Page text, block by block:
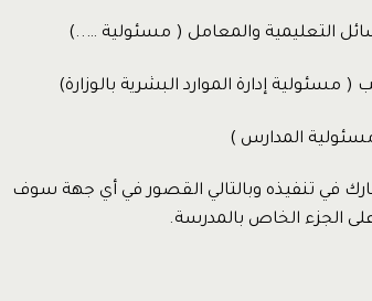
التعليمية والمعامل ( مسئولية …..)
إدارة الموارد البشرية بالوزارة)
المدارس )
في تنفيذه وبالتالي القصور في أي جهة سوف
على الجزء الخاص بالمدرسة.